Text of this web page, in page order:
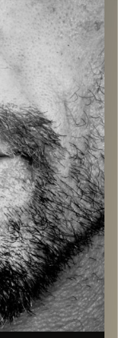
כל מה שחי, אמיתי
עם שמוליק רגב.
קרדיט תמונות: